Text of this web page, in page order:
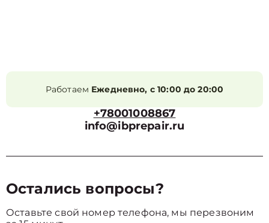
Работаем Ежедневно, с 10:00 до 20:00
+78001008867
info@ibprepair.ru
Остались вопросы?
Оставьте свой номер телефона, мы перезвоним